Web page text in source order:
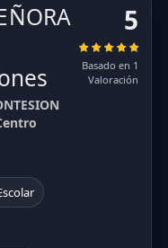
5
Basado en 1
Valoración